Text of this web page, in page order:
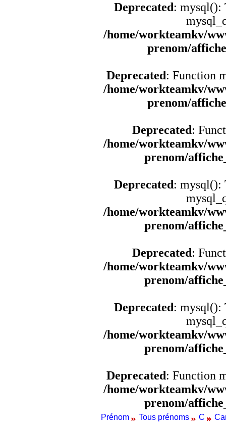
Deprecated: mysql():
/home/workteamkv/
prenom/
Deprecated: Function
/home/workteamkv/
prenom/
Deprecated:
/home/workteamkv/
prenom/
Deprecated: mysql():
/home/workteamkv/
prenom/
Deprecated:
/home/workteamkv/
prenom/
Deprecated: mysql():
/home/workteamkv/
prenom/
Deprecated: Function
/home/workteamkv/
prenom/
Prénom Tous prénoms C